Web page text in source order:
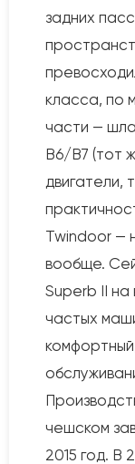
задних
класса, по
части —
B6/B7 (тот
двигатели,
Twindoor —
вообще.
Superb II на
частых
чешском
2015 год. В